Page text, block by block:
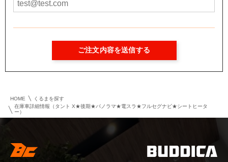
HOME
くるまを探す
在庫車詳細情報（タント X★後期★パノラマ★電スラ★フルセグナビ★シートヒータ
ー）